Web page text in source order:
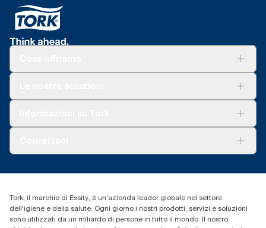
+39 0331 443896
Tork, il marchio di Essity, è un'azienda leader globale nel settore
dell'igiene e della salute. Ogni giorno i nostri prodotti, servizi e soluzioni
sono utilizzati da un miliardo di persone in tutto il mondo. Il nostro